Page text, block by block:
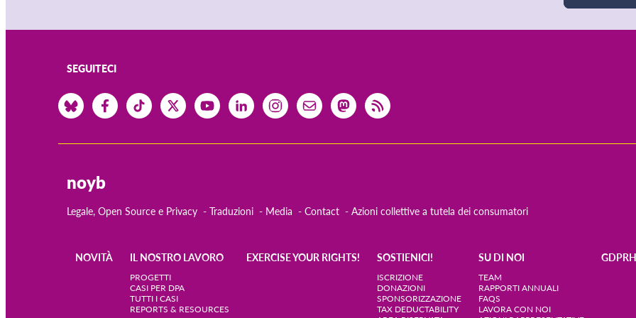
SEGUITECI
noyb
Legale, Open Source e Privacy Traduzioni Media Contact Azioni collettive a tutela dei consumatori
navigation
NOVITÀ IL NOSTRO LAVORO
PROGETTI
CASI PER DPA
TUTTI I CASI
REPORTS & RESOURCES
EXERCISE YOUR RIGHTS! SOSTIENICI!
ISCRIZIONE
DONAZIONI
SPONSORIZZAZIONE
TAX DEDUCTABILITY
SU DI NOI
TEAM
RAPPORTI ANNUALI
FAQS
LAVORA CON NOI